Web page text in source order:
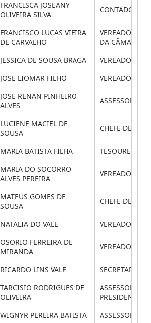
FRANCISCA JOSEANY
OLIVEIRA SILVA
CONTADOR
FRANCISCO LUCAS VIEIRA
DE CARVALHO
VEREADOR
DA CÂMARA
JESSICA DE SOUSA BRAGA
VEREADOR
JOSE LIOMAR FILHO
VEREADOR
JOSE RENAN PINHEIRO
ALVES
ASSESSOR
LUCIENE MACIEL DE
SOUSA
CHEFE DE
MARIA BATISTA FILHA
TESOUREIRO
MARIA DO SOCORRO
ALVES PEREIRA
VEREADOR
MATEUS GOMES DE
SOUSA
CHEFE DE
NATALIA DO VALE
VEREADOR
OSORIO FERREIRA DE
MIRANDA
VEREADOR
RICARDO LINS VALE
SECRETARIO
TARCISIO RODRIGUES DE
OLIVEIRA
ASSESSOR
PRESIDENCIA
WIGNYR PEREIRA BATISTA
ASSESSOR